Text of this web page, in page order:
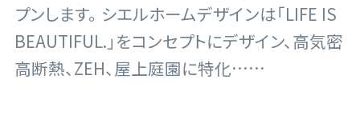
プンします。 シエルホームデザインは「LIFE IS
BEAUTIFUL.」をコンセプトにデザイン、高気密
高断熱、ZEH、屋上庭園に特化……